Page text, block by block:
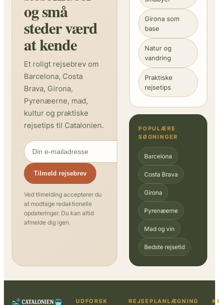
og små
steder værd
at kende
Et roligt rejsebrev om
Barcelona, Costa
Brava, Girona,
Pyrenæerne, mad,
kultur og praktiske
rejsetips til Catalonien.
Tilmeld rejsebrev
Ved tilmelding accepterer du
at modtage redaktionelle
opdateringer. Du kan altid
afmelde dig igen.
Girona som
base
Natur og
vandring
Praktiske
rejsetips
POPULÆRE
SØGNINGER
Barcelona
Costa Brava
Girona
Pyrenæerne
Mad og vin
Bedste rejsetid
UDFORSK
REJSEPLANLÆGNING